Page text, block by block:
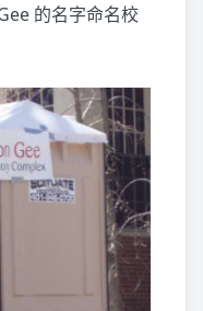
的名字命名校